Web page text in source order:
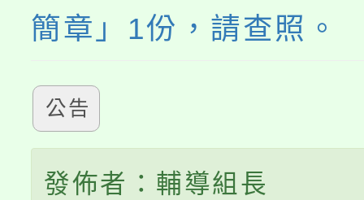
簡章」1份，請查照。
公告
發佈者：輔導組長